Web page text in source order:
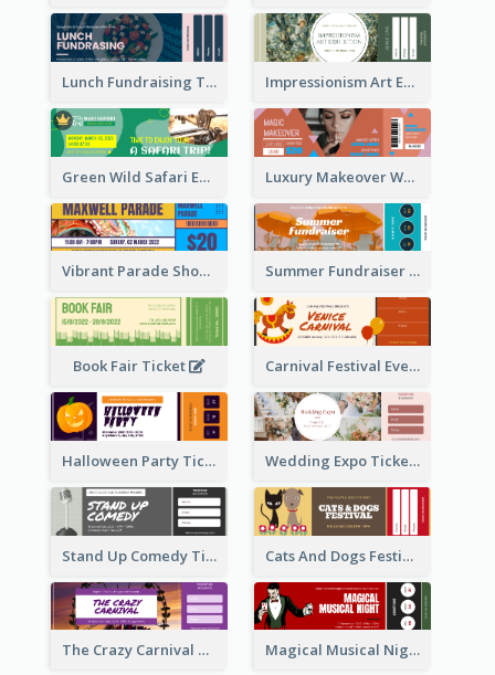
Lunch Fundraising Ticket Impressionism Art Exhibition Ticket
Green Wild Safari Entry Ticket Design Idea Luxury Makeover Workshop Ticket Design
Vibrant Parade Show Ticket Design Summer Fundraiser Event Ticket
Book Fair Ticket Carnival Festival Event Ticket
Halloween Party Ticket Wedding Expo Ticket
Stand Up Comedy Ticket Cats And Dogs Festival Ticket
The Crazy Carnival Ticket Magical Musical Night Ticket